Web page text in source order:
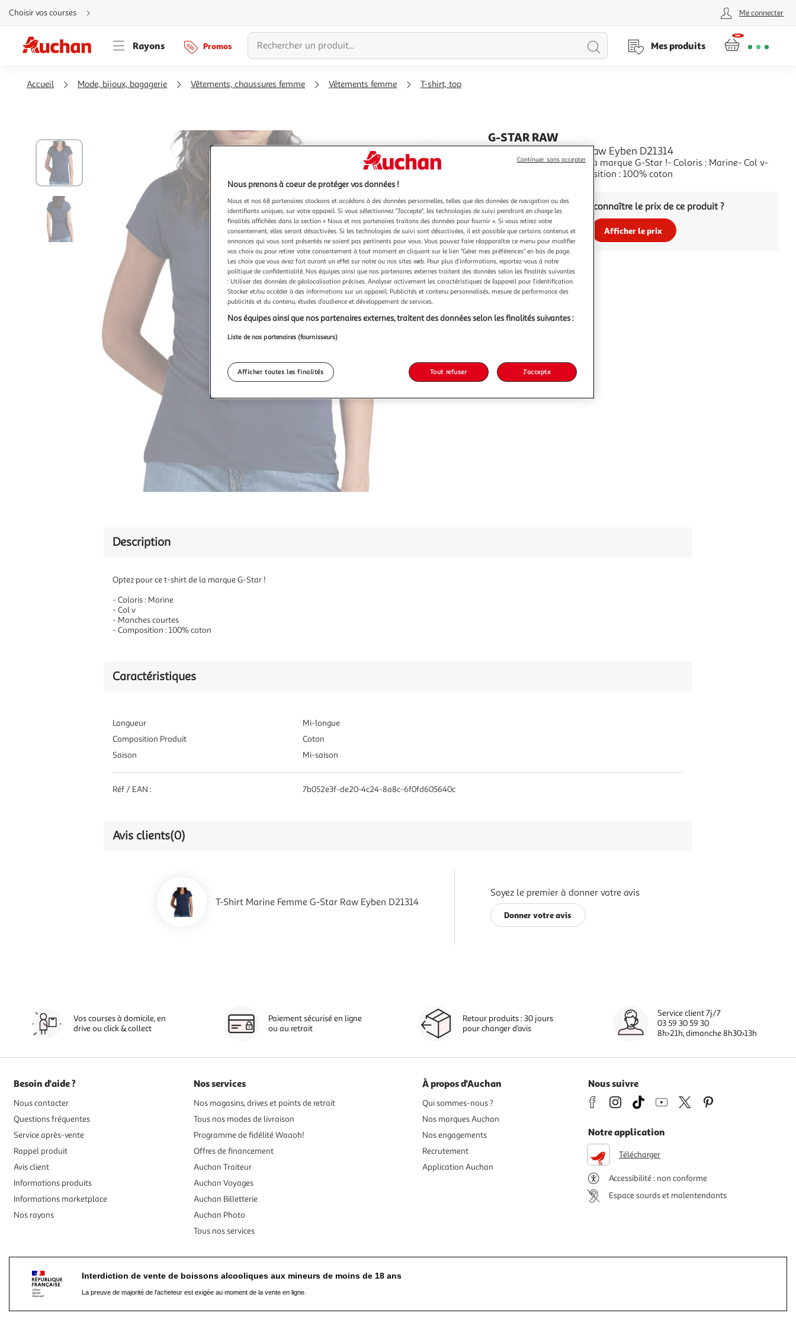
Aller
directement
au
Aller
directement
à
Aller
directement
Choisir vos courses Me connecter
Rayons Promos
Lancer
Mes produits
Accueil Mode, bijoux, bagagerie Vêtements, chaussures femme Vêtements femme T-shirt, top
Agrandir
l'illustration
200%
l'illustration
à
100
%
Partager
le
produit
G-STAR RAW
T shirt Femme G Star Raw Eyben D21314
Optez pour ce t-shirt de la marque G-Star !- Coloris : Marine- Col v-
Manches courtes- Composition : 100% coton
Vous voulez connaître le prix de ce produit ?
Afficher le prix
Description
Optez pour ce t-shirt de la marque G-Star !
- Coloris : Marine
- Col v
- Manches courtes
- Composition : 100% coton
Caractéristiques
Longueur
Mi-longue
Composition Produit
Coton
Saison
Mi-saison
Réf / EAN : 7b052e3f-de20-4c24-8a8c-6f0fd605640c
Avis clients(0)
T-Shirt Marine Femme G-Star Raw Eyben D21314
Soyez le premier à donner votre avis
Donner votre avis
Vos courses à domicile, en
drive ou click & collect
Paiement sécurisé en ligne
ou au retrait
Retour produits : 30 jours
pour changer d’avis
Service client 7j/7
03 59 30 59 30
8h>21h, dimanche 8h30>13h
Besoin d'aide ?
Nous contacter
Questions fréquentes
Service après-vente
Rappel produit
Avis client
Informations produits
Informations marketplace
Nos rayons
Nos services
Nos magasins, drives et points de retrait
Tous nos modes de livraison
Programme de fidélité Waaoh!
Offres de financement
Auchan Traiteur
Auchan Voyages
Auchan Billetterie
Auchan Photo
Tous nos services
À propos d'Auchan
Qui sommes-nous ?
Nos marques Auchan
Nos engagements
Recrutement
Application Auchan
Nous suivre
Notre application
Télécharger
Accessibilité : non conforme
Espace sourds et malentendants
Interdiction de vente de boissons alcooliques aux mineurs de moins de 18 ans
La preuve de majorité de l'acheteur est exigée au moment de la vente en ligne.
Nous prenons à coeur de protéger vos données !
Nous et nos 68 partenaires stockons et accédons à des données personnelles, telles que des données de navigation ou des
identifiants uniques, sur votre appareil. Si vous sélectionnez "J'accepte", les technologies de suivi prendront en charge les
finalités affichées dans la section « Nous et nos partenaires traitons des données pour fournir ». Si vous retirez votre
consentement, elles seront désactivées. Si les technologies de suivi sont désactivées, il est possible que certains contenus et
annonces qui vous sont présentés ne soient pas pertinents pour vous. Vous pouvez faire réapparaître ce menu pour modifier
vos choix ou pour retirer votre consentement à tout moment en cliquant sur le lien "Gérer mes préférences" en bas de page.
Les choix que vous avez fait auront un effet sur notre ou nos sites web. Pour plus d’informations, reportez-vous à notre
politique de confidentialité. Nos équipes ainsi que nos partenaires externes traitent des données selon les finalités suivantes
: Utiliser des données de géolocalisation précises. Analyser activement les caractéristiques de l’appareil pour l’identification.
Stocker et/ou accéder à des informations sur un appareil. Publicités et contenu personnalisés, mesure de performance des
publicités et du contenu, études d’audience et développement de services.
Nos équipes ainsi que nos partenaires externes, traitent des données selon les finalités suivantes :
Liste de nos partenaires (fournisseurs)
Afficher toutes les finalités Tout refuser J'accepte
Continuer sans accepter